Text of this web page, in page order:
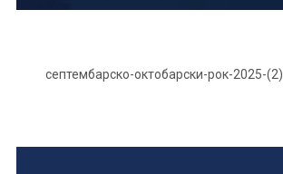
септембарско-октобарски-рок-2025-(2)